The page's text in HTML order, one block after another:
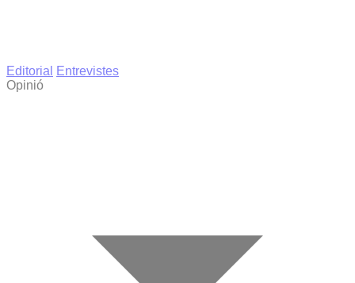
Editorial
Entrevistes
Opinió